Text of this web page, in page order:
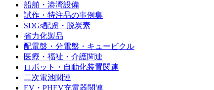
船舶・港湾設備
試作・特注品の事例集
SDGs配慮・脱炭素
省力化製品
配電盤・分電盤・キュービクル
医療・福祉・介護関連
ロボット・自動化装置関連
二次電池関連
EV・PHEV充電器関連